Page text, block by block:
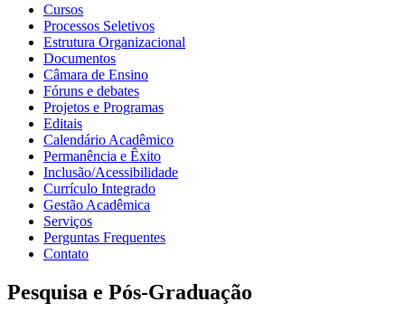
Cursos
Processos Seletivos
Estrutura Organizacional
Documentos
Câmara de Ensino
Fóruns e debates
Projetos e Programas
Editais
Calendário Acadêmico
Permanência e Êxito
Inclusão/Acessibilidade
Currículo Integrado
Gestão Acadêmica
Serviços
Perguntas Frequentes
Contato
Pesquisa e Pós-Graduação